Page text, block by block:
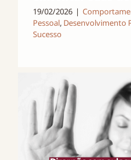
19/02/2026 |
Pessoal, Desenvolvimento
Sucesso